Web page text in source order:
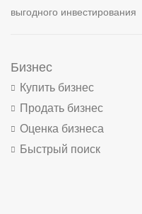
выгодного инвестирования
Бизнес
Купить бизнес
Продать бизнес
Оценка бизнеса
Быстрый поиск